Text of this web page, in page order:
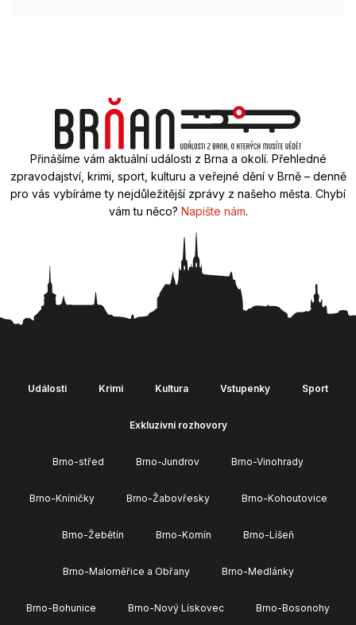
Přinášíme vám aktuální události z Brna a okolí. Přehledné
zpravodajství, krimi, sport, kulturu a veřejné dění v Brně – denně
pro vás vybíráme ty nejdůležitější zprávy z našeho města. Chybí
vám tu něco? Napište nám.
Události Krimi Kultura Vstupenky Sport
Exkluzivní rozhovory
Brno-střed Brno-Jundrov Brno-Vinohrady
Brno-Kníničky Brno-Žabovřesky Brno-Kohoutovice
Brno-Žebětín Brno-Komín Brno-Líšeň
Brno-Maloměřice a Obřany Brno-Medlánky
Brno-Bohunice Brno-Nový Lískovec Brno-Bosonohy